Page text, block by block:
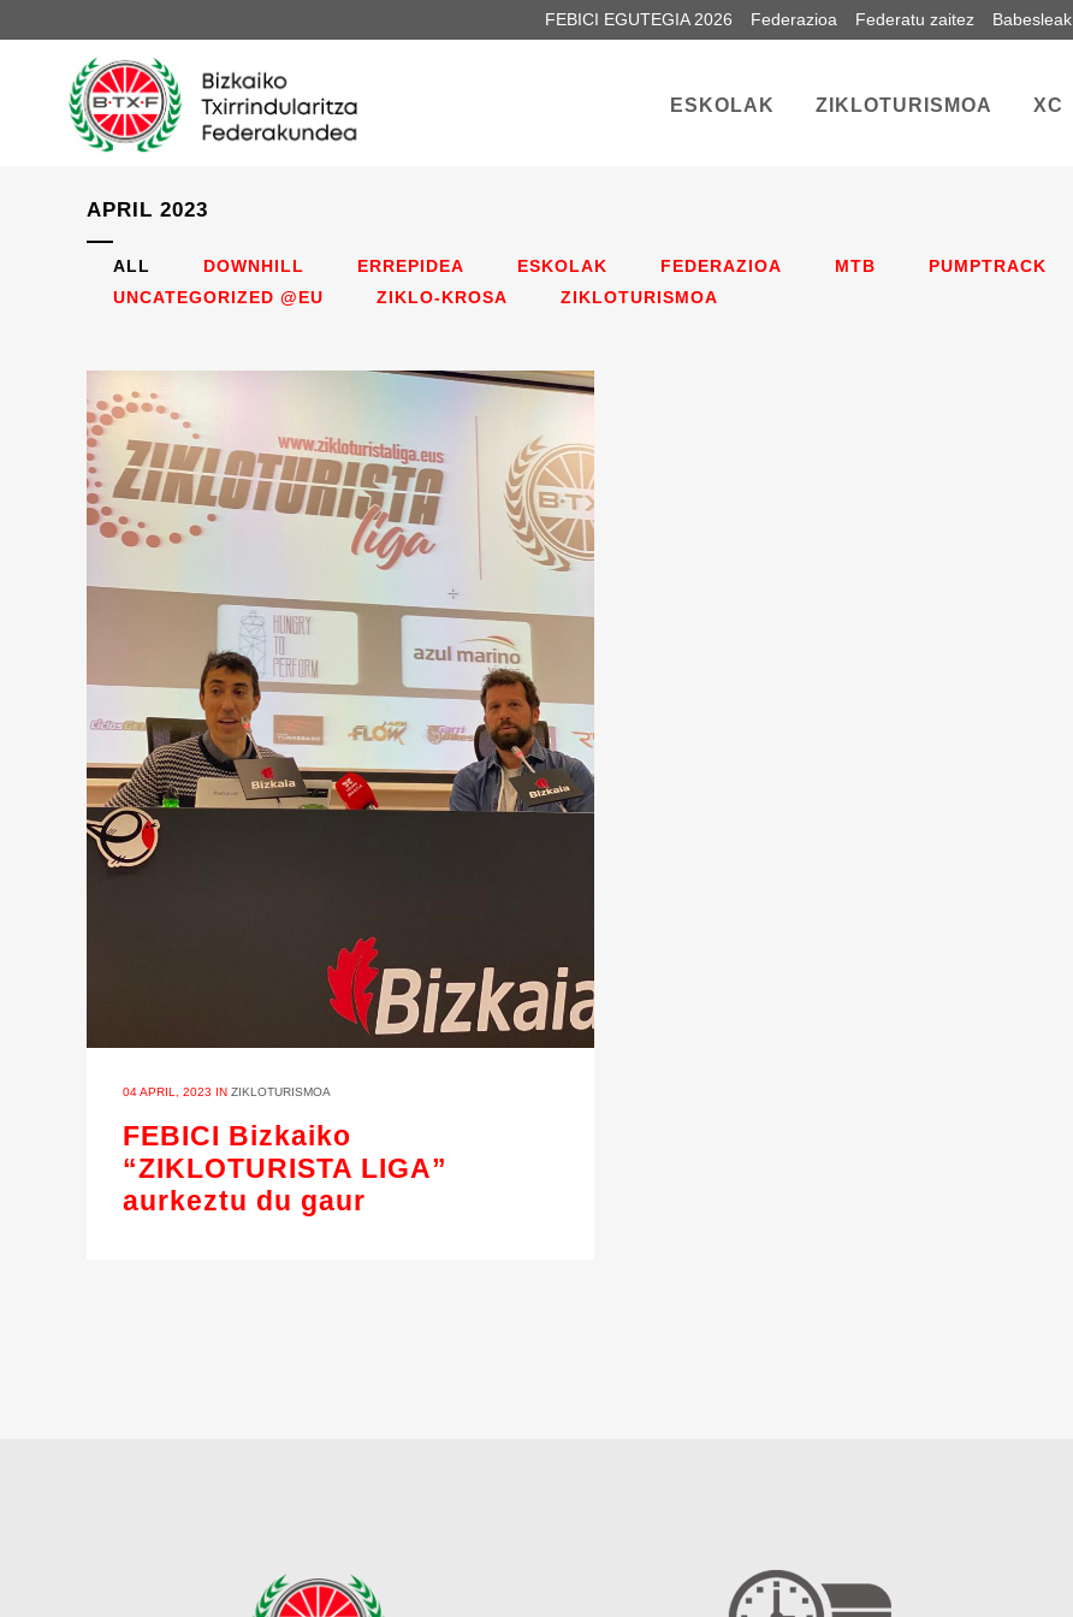
FEBICI EGUTEGIA 2026 Federazioa Federatu zaitez Babesleak
ESKOLAK ZIKLOTURISMOA XC
APRIL 2023
ALL DOWNHILL ERREPIDEA ESKOLAK FEDERAZIOA MTB
PUMPTRACK
UNCATEGORIZED @EU
ZIKLO-KROSA ZIKLOTURISMOA
04 APRIL, 2023 IN ZIKLOTURISMOA
FEBICI Bizkaiko
“ZIKLOTURISTA LIGA”
aurkeztu du gaur